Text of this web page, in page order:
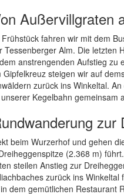
Außervillgraten
fahren wir mit dem
Tessenberger Alm. Die letzten
anstrengenden Aufstieg
steigen wir auf
zurück ins Winkeltal.
Kegelbahn gemeinsam
zur
beim Wurzerhof und gehen
(2.368 m)
steilen Anstieg zur
zurück ins
dem gemütlichen Restaurant